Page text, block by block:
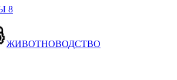
8
ЖИВОТНОВОДСТВО